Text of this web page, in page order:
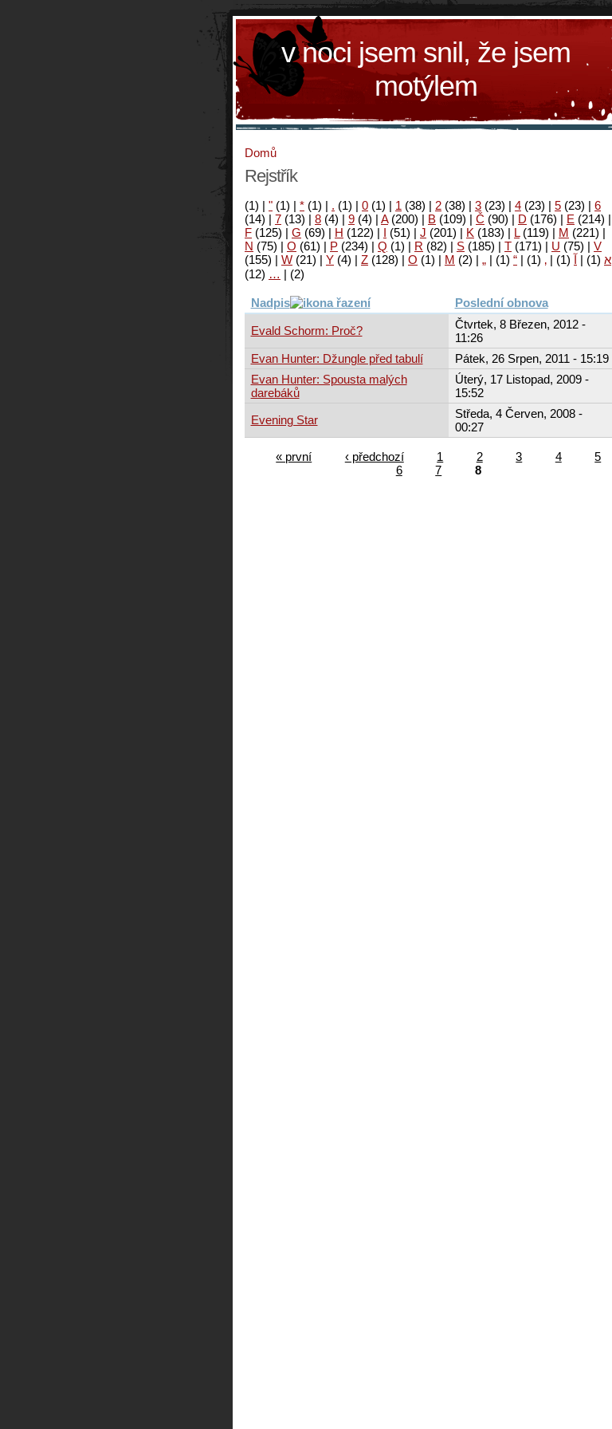
v noci jsem snil, že jsem
motýlem
Domů
Rejstřík
(1) | " (1) | * (1) | . (1) | 0 (1) | 1 (38) | 2 (38) | 3 (23) | 4 (23) | 5 (23) | 6
(14) | 7 (13) | 8 (4) | 9 (4) | A(200) | B (109) | Č (90) | D (176) | E (214) |
F (125) | G (69) | H (122) | I (51) | J (201) | K (183) | L(119) | M (221) |
N (75) | O (61) | P (234) | Q (1) | R (82) | S (185) | T (171) | U (75) | V
(155) | W (21) | Y (4) | Z (128) | Ο (1) | М (2) | א (1)
| آ (1)
|
‚
(1)
|
“
(1)
|
„
(2)
|
…
(12)
Nadpis Poslední obnova
Evald Schorm: Proč?
Čtvrtek, 8 Březen, 2012 -
11:26
Evan Hunter: Džungle před tabulí
Pátek, 26 Srpen, 2011 - 15:19
Evan Hunter: Spousta malých
darebáků
Úterý, 17 Listopad, 2009 -
15:52
Evening Star
Středa, 4 Červen, 2008 -
00:27
« první ‹ předchozí 1 2 3 4
5
6
7 8